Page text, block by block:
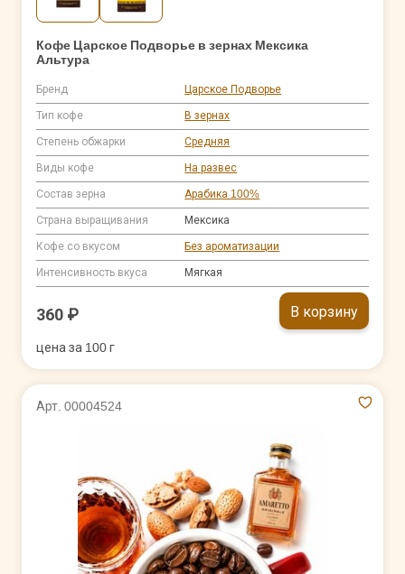
Кофе Царское Подворье в зернах Мексика
Альтура
Бренд Царское Подворье
Тип кофе В зернах
Степень обжарки Средняя
Виды кофе На развес
Состав зерна Арабика 100%
Страна выращивания Мексика
Кофе со вкусом Без ароматизации
Интенсивность вкуса Мягкая
360 ₽ В корзину
цена за 100 г
Арт. 00004524